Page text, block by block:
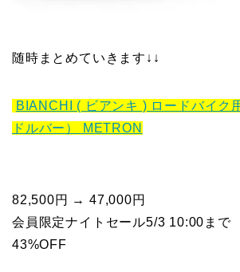
随時まとめていきます↓↓
BIANCHI ( ビアンキ ) ロードバイク
ドルバー） METRON
82,500円 → 47,000円
会員限定ナイトセール5/3 10:00まで
43%OFF